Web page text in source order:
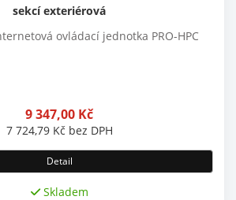
sekcí exteriérová
ovládací jednotka PRO-HPC
9 347,00 Kč
7 724,79 Kč bez DPH
Detail
Skladem